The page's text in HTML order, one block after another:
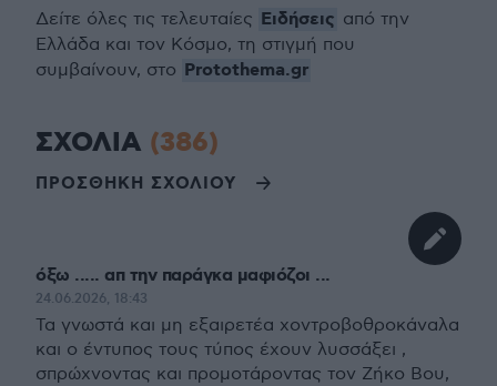
Δείτε όλες τις τελευταίες Ειδήσεις από την
Ελλάδα και τον Κόσμο, τη στιγμή που
συμβαίνουν, στο Protothema.gr
ΣΧΟΛΙΑ (386)
ΠΡΟΣΘΗΚΗ ΣΧΟΛΙΟΥ
όξω ..... απ την παράγκα μαφιόζοι ...
24.06.2026, 18:43
Τα γνωστά και μη εξαιρετέα χοντροβοθροκάναλα
και ο έντυπος τους τύπος έχουν λυσσάξει ,
σπρώχνοντας και προμοτάροντας τον Ζήκο Βου,